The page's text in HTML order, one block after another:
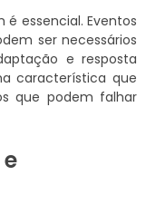
essencial. Eventos
ser necessários
e resposta
característica que
que podem falhar